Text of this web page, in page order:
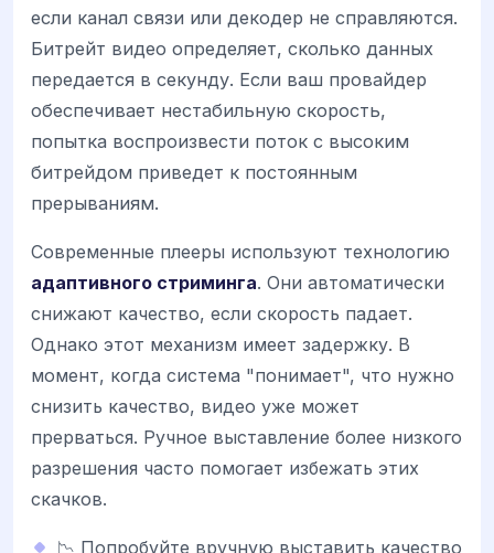
если канал связи или декодер не справляются.
Битрейт видео определяет, сколько данных
передается в секунду. Если ваш провайдер
обеспечивает нестабильную скорость,
попытка воспроизвести поток с высоким
битрейдом приведет к постоянным
прерываниям.
Современные плееры используют технологию
адаптивного стриминга. Они автоматически
снижают качество, если скорость падает.
Однако этот механизм имеет задержку. В
момент, когда система "понимает", что нужно
снизить качество, видео уже может
прерваться. Ручное выставление более низкого
разрешения часто помогает избежать этих
скачков.
📉 Попробуйте вручную выставить качество